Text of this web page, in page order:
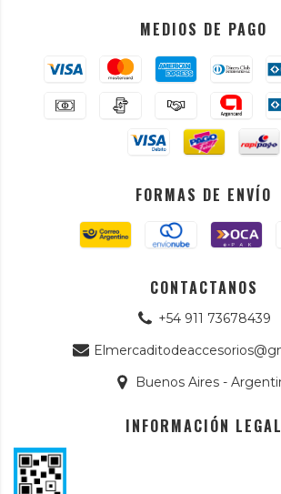
MEDIOS DE PAGO
FORMAS DE ENVÍO
CONTACTANOS
+54 911 73678439
Buenos Aires -
INFORMACIÓN LEGAL